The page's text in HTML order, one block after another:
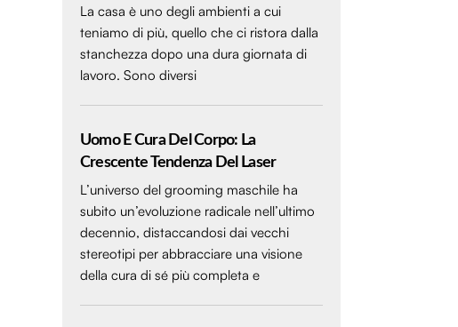
La casa è uno degli ambienti a cui
teniamo di più, quello che ci ristora dalla
stanchezza dopo una dura giornata di
lavoro. Sono diversi
Uomo E Cura Del Corpo: La
Crescente Tendenza Del Laser
L’universo del grooming maschile ha
subito un’evoluzione radicale nell’ultimo
decennio, distaccandosi dai vecchi
stereotipi per abbracciare una visione
della cura di sé più completa e